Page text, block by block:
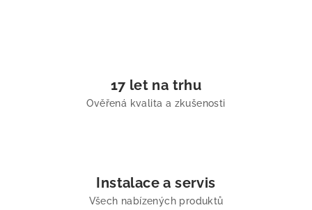
17 let na trhu
Ověřená kvalita a zkušenosti
Instalace a servis
Všech nabízených produktů